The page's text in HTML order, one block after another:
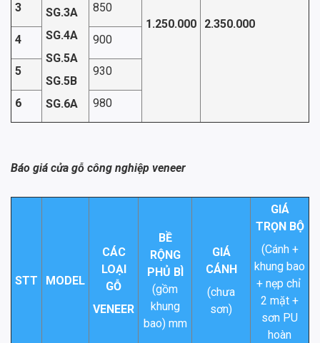
SG.3A
SG.4A
SG.5A
SG.5B
SG.6A
1.250.000 2.350.000
3 850
4 900
5 930
6 980
Báo giá cửa gỗ công nghiệp veneer
STT MODEL
CÁC
LOẠI
GỖ
VENEER
BỀ
RỘNG
PHỦ BÌ
(gồm
khung
bao) mm
GIÁ
CÁNH
(chưa
sơn)
GIÁ
TRỌN BỘ
(Cánh +
khung bao
+ nẹp chỉ
2 mặt +
sơn PU
hoàn